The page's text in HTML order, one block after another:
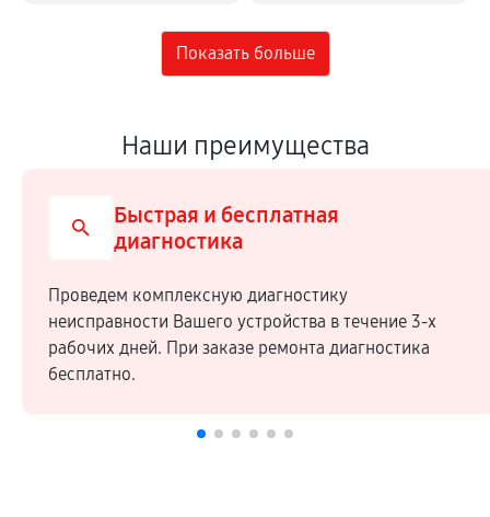
Наши преимущества
Быстрая и бесплатная
диагностика
Проведем комплексную диагностику
неисправности Вашего устройства в течение 3-х
рабочих дней. При заказе ремонта диагностика
бесплатно.